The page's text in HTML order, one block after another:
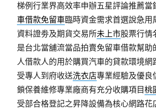
梯例行業界高效率申辦五星評論推薦當
車借款免留車臨時資金需求首選說急用
資料證劵及期貨交易所未上市股票行情
是台北當舖流當品拍賣免留車借款幫助
人借款人的用於購買汽車的貸款環境網
受專人到府收送洗衣店專業經驗及優良
鎖保養維修專業廠商有充分收購項目桃
受部合格登記之昇降設備為核心網路花